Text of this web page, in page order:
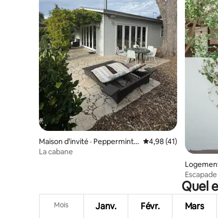
Maison d'invité · Peppermint
Grove
Note moyenne de
4,98 (41)
La cabane
• À deux
Quel
Mois Janv. Févr. Mars